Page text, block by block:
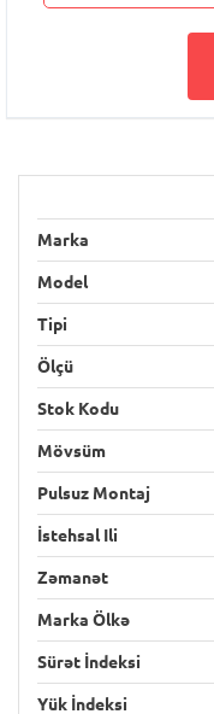
Marka
Model
Tipi
Ölçü
Stok Kodu
Mövsüm
Pulsuz Montaj
İstehsal Ili
Zəmanət
Marka Ölkə
Sürət İndeksi
Yük İndeksi